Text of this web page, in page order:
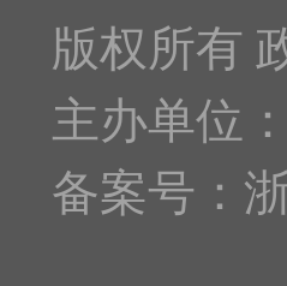
版权所有
主办单位
备案号：